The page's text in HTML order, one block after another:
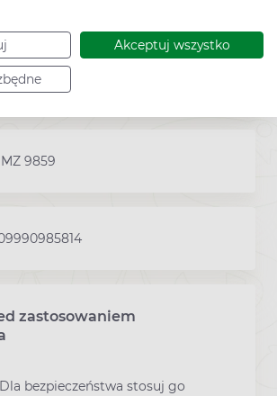
Akceptuj wszystko
MZ 9859
zastosowaniem
bezpieczeństwa stosuj go